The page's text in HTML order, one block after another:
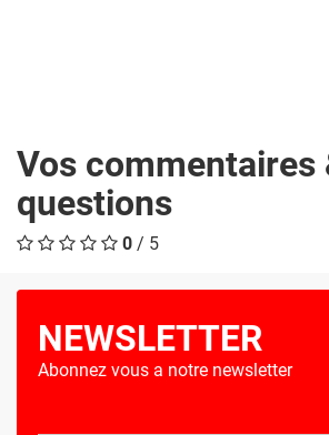
Vos commentaires
questions
0 / 5
NEWSLETTER
Abonnez vous a notre newsletter